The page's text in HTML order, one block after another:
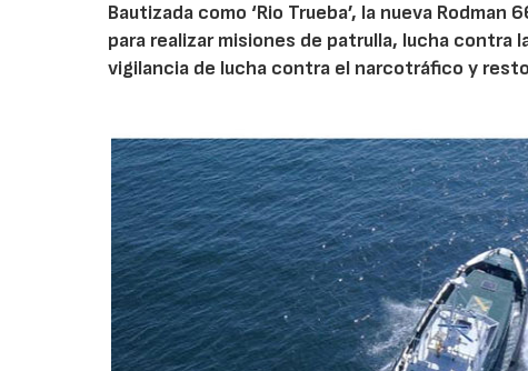
Bautizada como ‘Rio Trueba’, la nueva
para realizar misiones de patrulla, lucha
vigilancia de lucha contra el narcotráfico y